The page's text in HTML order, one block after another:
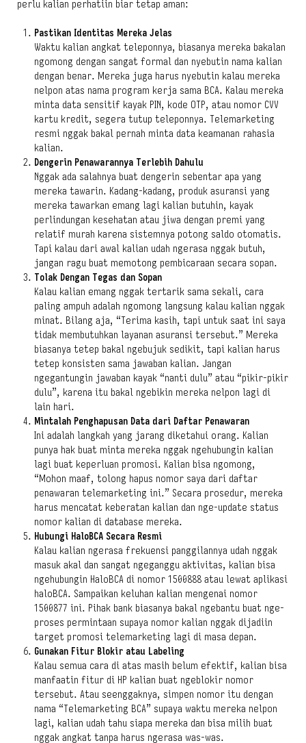
perlu kalian perhatiin biar tetap aman:
Pastikan Identitas Mereka Jelas
Waktu kalian angkat teleponnya, biasanya mereka bakalan
ngomong dengan sangat formal dan nyebutin nama kalian
dengan benar. Mereka juga harus nyebutin kalau mereka
nelpon atas nama program kerja sama BCA. Kalau mereka
minta data sensitif kayak PIN, kode OTP, atau nomor CVV
kartu kredit, segera tutup teleponnya. Telemarketing
resmi nggak bakal pernah minta data keamanan rahasia
kalian.
Dengerin Penawarannya Terlebih Dahulu
Nggak ada salahnya buat dengerin sebentar apa yang
mereka tawarin. Kadang-kadang, produk asuransi yang
mereka tawarkan emang lagi kalian butuhin, kayak
perlindungan kesehatan atau jiwa dengan premi yang
relatif murah karena sistemnya potong saldo otomatis.
Tapi kalau dari awal kalian udah ngerasa nggak butuh,
jangan ragu buat memotong pembicaraan secara sopan.
Tolak Dengan Tegas dan Sopan
Kalau kalian emang nggak tertarik sama sekali, cara
paling ampuh adalah ngomong langsung kalau kalian nggak
minat. Bilang aja, “Terima kasih, tapi untuk saat ini saya
tidak membutuhkan layanan asuransi tersebut.” Mereka
biasanya tetep bakal ngebujuk sedikit, tapi kalian harus
tetep konsisten sama jawaban kalian. Jangan
ngegantungin jawaban kayak “nanti dulu” atau “pikir-pikir
dulu”, karena itu bakal ngebikin mereka nelpon lagi di
lain hari.
Mintalah Penghapusan Data dari Daftar Penawaran
Ini adalah langkah yang jarang diketahui orang. Kalian
punya hak buat minta mereka nggak ngehubungin kalian
lagi buat keperluan promosi. Kalian bisa ngomong,
“Mohon maaf, tolong hapus nomor saya dari daftar
penawaran telemarketing ini.” Secara prosedur, mereka
harus mencatat keberatan kalian dan nge-update status
nomor kalian di database mereka.
Hubungi HaloBCA Secara Resmi
Kalau kalian ngerasa frekuensi panggilannya udah nggak
masuk akal dan sangat ngeganggu aktivitas, kalian bisa
ngehubungin HaloBCA di nomor 1500888 atau lewat aplikasi
haloBCA. Sampaikan keluhan kalian mengenai nomor
1500877 ini. Pihak bank biasanya bakal ngebantu buat nge-
proses permintaan supaya nomor kalian nggak dijadiin
target promosi telemarketing lagi di masa depan.
Gunakan Fitur Blokir atau Labeling
Kalau semua cara di atas masih belum efektif, kalian bisa
manfaatin fitur di HP kalian buat ngeblokir nomor
tersebut. Atau seenggaknya, simpen nomor itu dengan
nama “Telemarketing BCA” supaya waktu mereka nelpon
lagi, kalian udah tahu siapa mereka dan bisa milih buat
nggak angkat tanpa harus ngerasa was-was.